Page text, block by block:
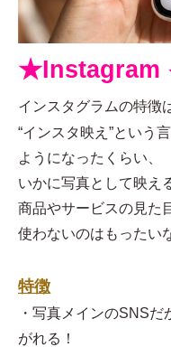
★Instagram
インスタグラムの特徴
“インスタ映え”という
ようになったくらい、
いかに写真として映え
商品やサービスの見た
使わないのはもったい
特徴
・写真メインのSNS
がれる！